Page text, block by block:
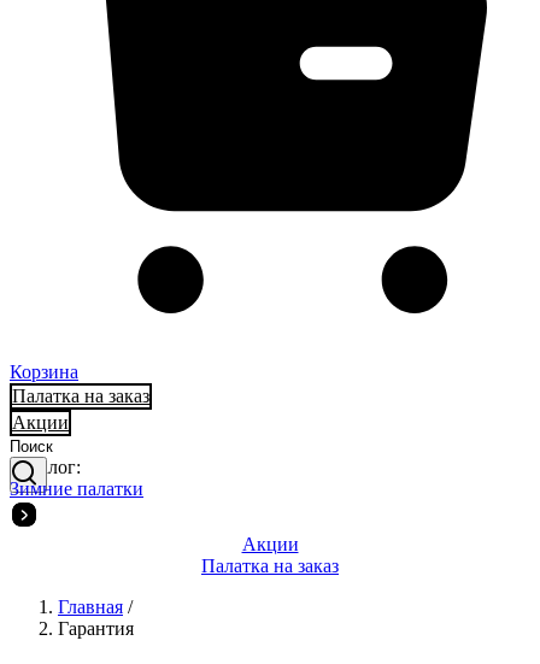
Корзина
Палатка на заказ
Акции
Каталог:
Зимние палатки
Акции
Палатка на заказ
Главная /
Гарантия